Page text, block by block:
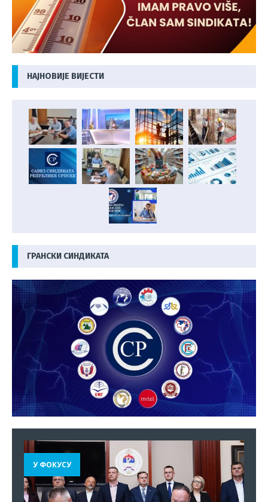
НАЈНОВИЈЕ ВИЈЕСТИ
ГРАНСКИ СИНДИКАТА
У ФОКУСУ